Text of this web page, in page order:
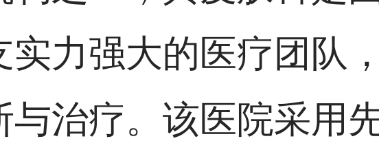
实力强大的医疗团队
与治疗。该医院采用